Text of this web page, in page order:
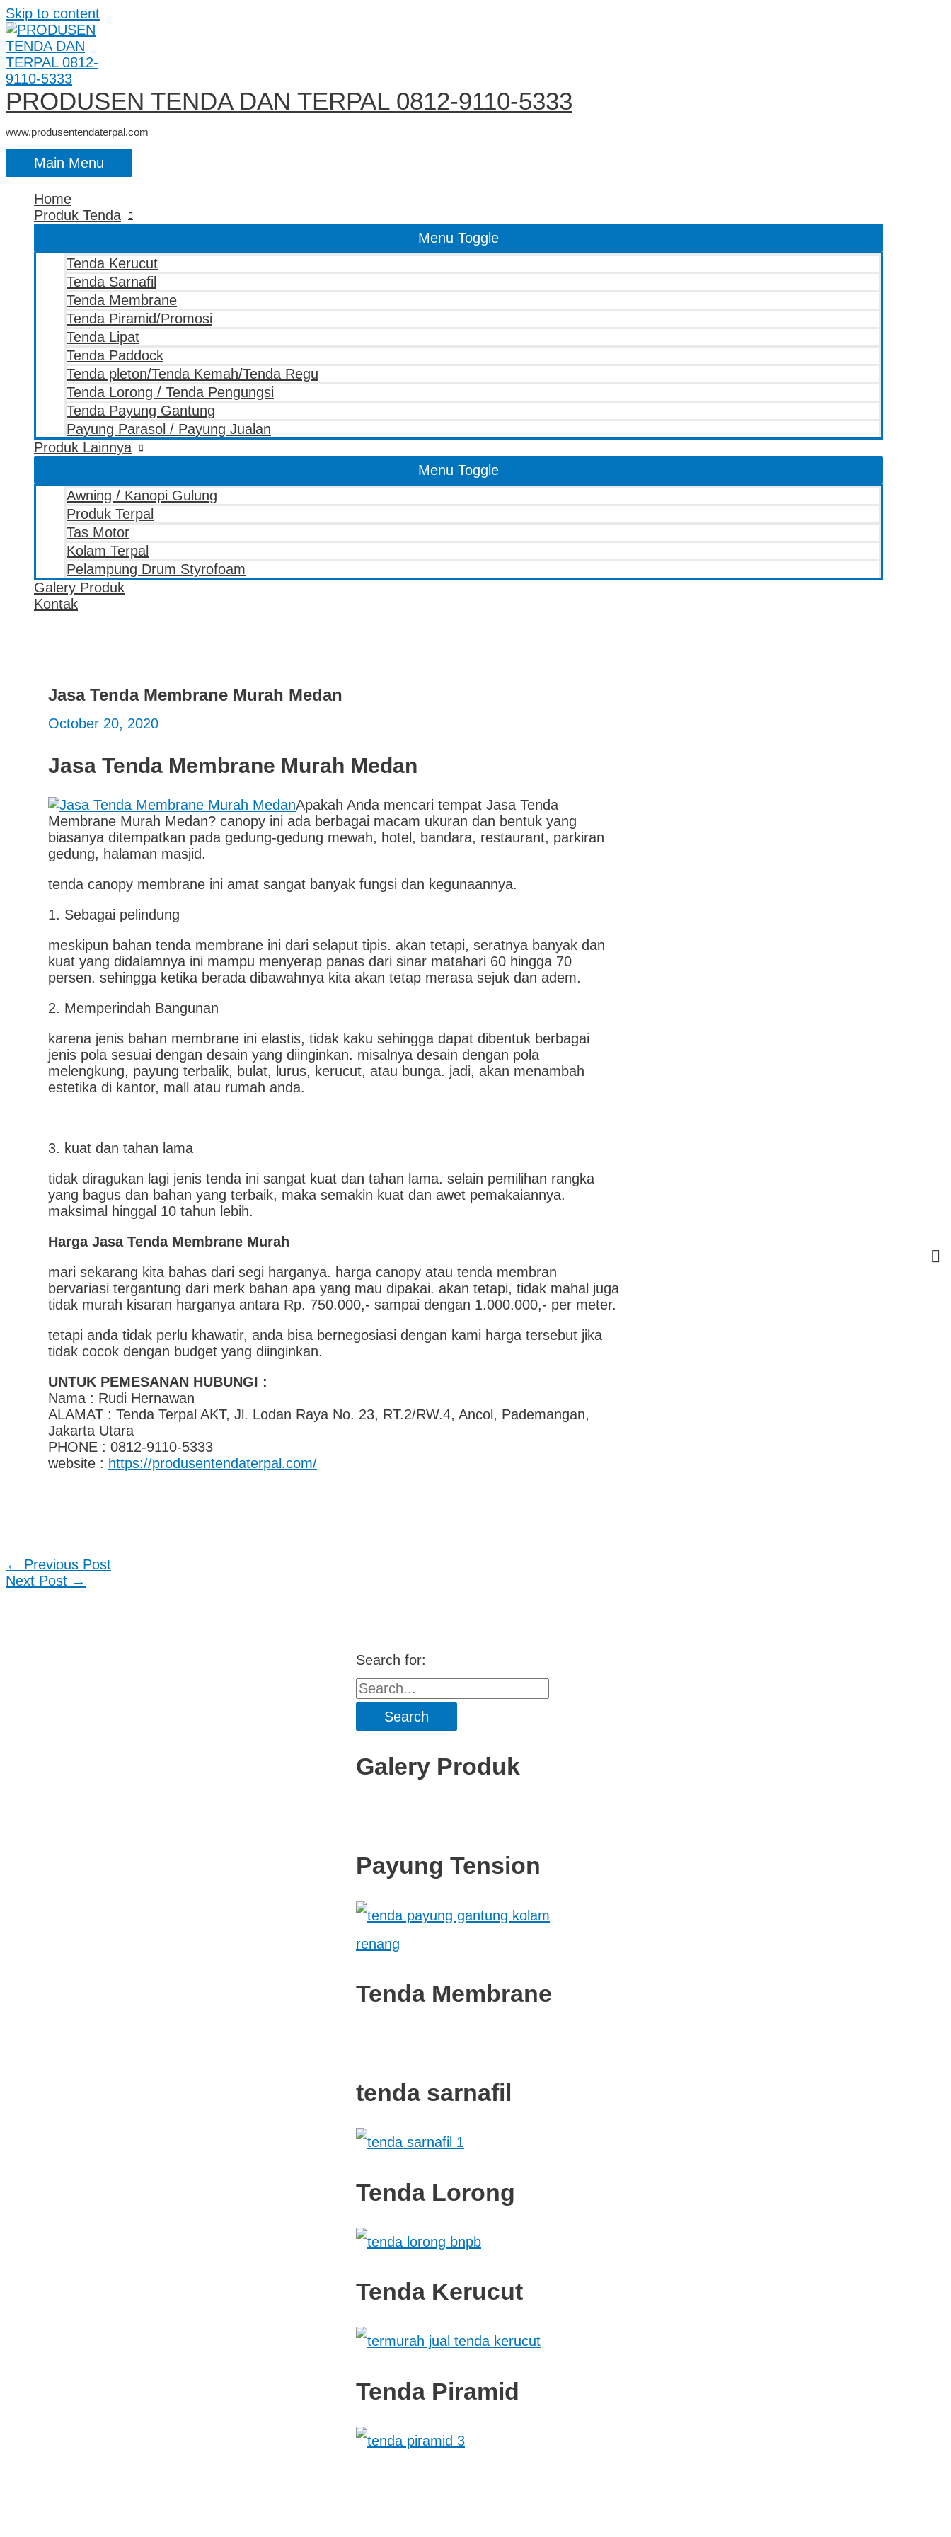
Skip to content
PRODUSEN TENDA DAN TERPAL 0812-9110-5333
www.produsentendaterpal.com
Main Menu
Home
Produk Tenda
Menu Toggle
Tenda Kerucut
Tenda Sarnafil
Tenda Membrane
Tenda Piramid/Promosi
Tenda Lipat
Tenda Paddock
Tenda pleton/Tenda Kemah/Tenda Regu
Tenda Lorong / Tenda Pengungsi
Tenda Payung Gantung
Payung Parasol / Payung Jualan
Produk Lainnya
Menu Toggle
Awning / Kanopi Gulung
Produk Terpal
Tas Motor
Kolam Terpal
Pelampung Drum Styrofoam
Galery Produk
Kontak
Jasa Tenda Membrane Murah Medan
October 20, 2020
Jasa Tenda Membrane Murah Medan
Apakah Anda mencari tempat Jasa Tenda
Membrane Murah Medan? canopy ini ada berbagai macam ukuran dan bentuk yang
biasanya ditempatkan pada gedung-gedung mewah, hotel, bandara, restaurant, parkiran
gedung, halaman masjid.
tenda canopy membrane ini amat sangat banyak fungsi dan kegunaannya.
1. Sebagai pelindung
meskipun bahan tenda membrane ini dari selaput tipis. akan tetapi, seratnya banyak dan
kuat yang didalamnya ini mampu menyerap panas dari sinar matahari 60 hingga 70
persen. sehingga ketika berada dibawahnya kita akan tetap merasa sejuk dan adem.
2. Memperindah Bangunan
karena jenis bahan membrane ini elastis, tidak kaku sehingga dapat dibentuk berbagai
jenis pola sesuai dengan desain yang diinginkan. misalnya desain dengan pola
melengkung, payung terbalik, bulat, lurus, kerucut, atau bunga. jadi, akan menambah
estetika di kantor, mall atau rumah anda.
3. kuat dan tahan lama
tidak diragukan lagi jenis tenda ini sangat kuat dan tahan lama. selain pemilihan rangka
yang bagus dan bahan yang terbaik, maka semakin kuat dan awet pemakaiannya.
maksimal hinggal 10 tahun lebih.
Harga Jasa Tenda Membrane Murah
mari sekarang kita bahas dari segi harganya. harga canopy atau tenda membran
bervariasi tergantung dari merk bahan apa yang mau dipakai. akan tetapi, tidak mahal juga
tidak murah kisaran harganya antara Rp. 750.000,- sampai dengan 1.000.000,- per meter.
tetapi anda tidak perlu khawatir, anda bisa bernegosiasi dengan kami harga tersebut jika
tidak cocok dengan budget yang diinginkan.
UNTUK PEMESANAN HUBUNGI :
Nama : Rudi Hernawan
ALAMAT : Tenda Terpal AKT, Jl. Lodan Raya No. 23, RT.2/RW.4, Ancol, Pademangan,
Jakarta Utara
PHONE : 0812-9110-5333
website : https://produsentendaterpal.com/
← Previous Post
Next Post →
Search for:
Galery Produk
Payung Tension
Tenda Membrane
tenda sarnafil
Tenda Lorong
Tenda Kerucut
Tenda Piramid